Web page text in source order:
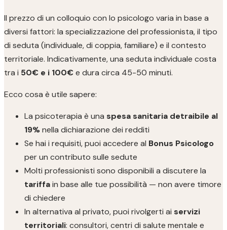
Il prezzo di un colloquio con lo psicologo varia in base a
diversi fattori: la specializzazione del professionista, il tipo
di seduta (individuale, di coppia, familiare) e il contesto
territoriale. Indicativamente, una seduta individuale costa
tra i 50€ e i 100€ e dura circa 45-50 minuti.
Ecco cosa è utile sapere:
La psicoterapia è una spesa sanitaria detraibile al
19%nella dichiarazione dei redditi
Se hai i requisiti, puoi accedere al Bonus Psicologo
per un contributo sulle sedute
Molti professionisti sono disponibili a discutere la
tariffain base alle tue possibilità — non avere timore
di chiedere
In alternativa al privato, puoi rivolgerti ai servizi
territoriali: consultori, centri di salute mentale e